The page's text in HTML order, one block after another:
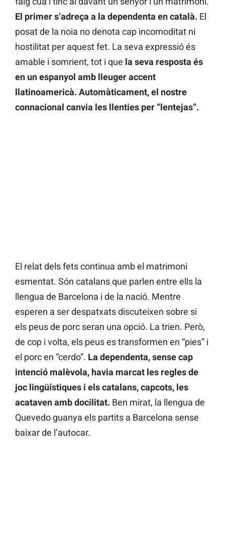
El primer s’adreça a la dependenta en català. El
posat de la noia no denota cap incomoditat ni
hostilitat per aquest fet. La seva expressió és
amable i somrient, tot i que la seva resposta és
en un espanyol amb lleuger accent
llatinoamericà. Automàticament, el nostre
connacional canvia les llenties per “lentejas”.
El relat dels fets continua amb el matrimoni
esmentat. Són catalans que parlen entre ells la
llengua de Barcelona i de la nació. Mentre
esperen a ser despatxats discuteixen sobre si
els peus de porc seran una opció. La trien. Però,
de cop i volta, els peus es transformen en “pies” i
el porc en “cerdo”. La dependenta, sense cap
intenció malèvola, havia marcat les regles de
joc lingüístiques i els catalans, capcots, les
acataven amb docilitat. Ben mirat, la llengua de
Quevedo guanya els partits a Barcelona sense
baixar de l’autocar.